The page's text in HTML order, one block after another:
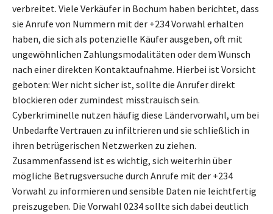
verbreitet. Viele Verkäufer in Bochum haben berichtet, dass
sie Anrufe von Nummern mit der +234 Vorwahl erhalten
haben, die sich als potenzielle Käufer ausgeben, oft mit
ungewöhnlichen Zahlungsmodalitäten oder dem Wunsch
nach einer direkten Kontaktaufnahme. Hierbei ist Vorsicht
geboten: Wer nicht sicher ist, sollte die Anrufer direkt
blockieren oder zumindest misstrauisch sein.
Cyberkriminelle nutzen häufig diese Ländervorwahl, um bei
Unbedarfte Vertrauen zu infiltrieren und sie schließlich in
ihren betrügerischen Netzwerken zu ziehen.
Zusammenfassend ist es wichtig, sich weiterhin über
mögliche Betrugsversuche durch Anrufe mit der +234
Vorwahl zu informieren und sensible Daten nie leichtfertig
preiszugeben. Die Vorwahl 0234 sollte sich dabei deutlich